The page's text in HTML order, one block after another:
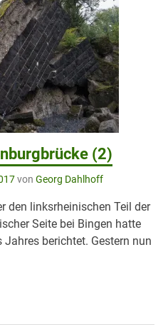
(2)
von Georg Dahlhoff
den linksrheinischen Teil der
Seite bei Bingen hatte
berichtet. Gestern nun